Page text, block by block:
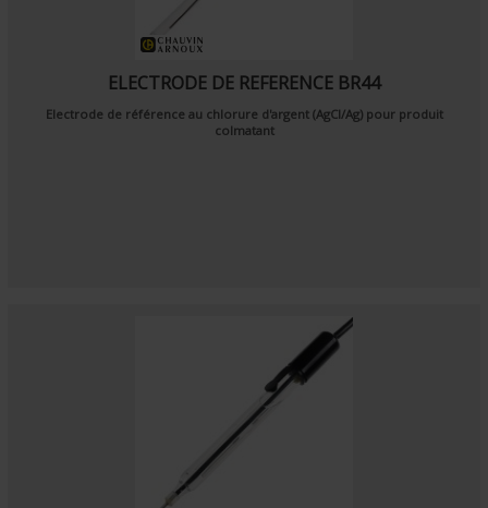
ELECTRODE DE REFERENCE BR44
Electrode de référence au chlorure d'argent (AgCl/Ag) pour produit
colmatant